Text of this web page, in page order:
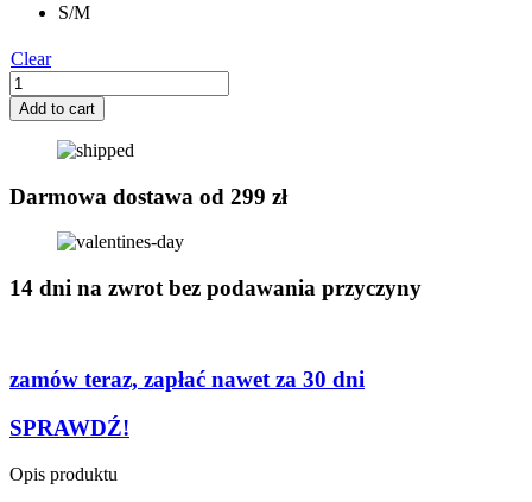
S/M
Clear
Bluza
Hoodie
Red&Moro
quantity
Add to cart
Darmowa dostawa od 299 zł
14 dni na zwrot bez podawania przyczyny
zamów teraz, zapłać nawet za 30 dni
SPRAWDŹ!
Opis produktu